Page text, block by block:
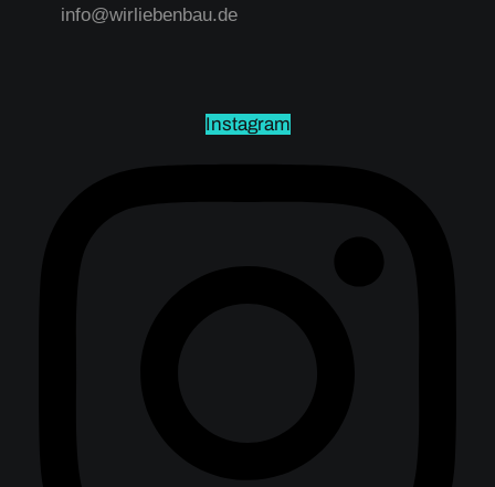
info@wirliebenbau.de
Instagram